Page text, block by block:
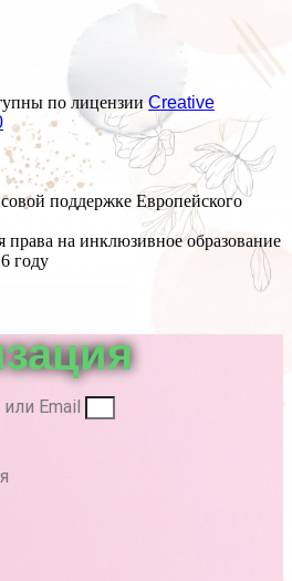
по лицензии Creative
поддержке Европейского
права на инклюзивное образование
году
Email